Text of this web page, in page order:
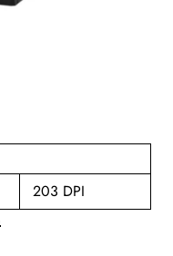
203 DPI